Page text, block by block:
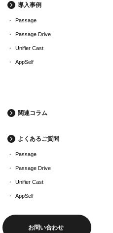
導入事例
Passage
Passage Drive
Unifier Cast
AppSelf
関連コラム
よくあるご質問
Passage
Passage Drive
Unifier Cast
AppSelf
お問い合わせ